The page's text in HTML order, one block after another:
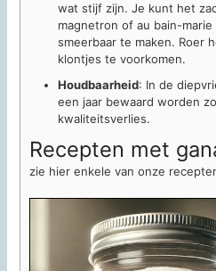
wat stijf zijn. Je kunt het
magnetron of au bain-
smeerbaar te maken. Roer
klontjes te voorkomen.
Houdbaarheid: In de
een jaar bewaard worden
kwaliteitsverlies.
Recepten met
zie hier enkele van onze